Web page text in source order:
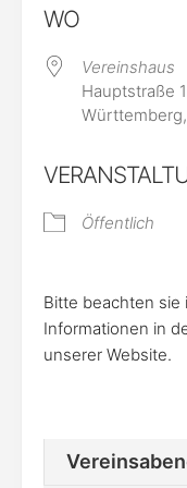
WO
Vereinshaus
Hauptstraße
Öffentlich
Bitte beachten sie
Informationen in
unserer Website.